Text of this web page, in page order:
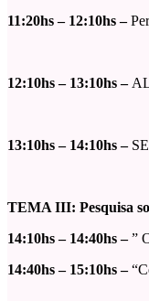
11:20hs – 12:10hs –
12:10hs – 13:10hs –
13:10hs – 14:10hs –
TEMA III: Pesquisa
14:10hs – 14:40hs –”
14:40hs – 15:10hs –